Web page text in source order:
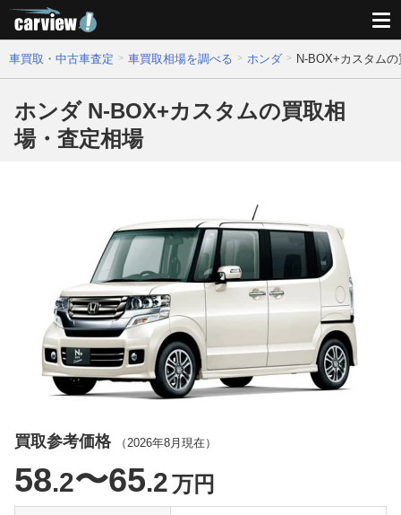
車買取・中古車査定 車買取相場を調べる ホンダ N-BOX+カスタム
ホンダ N-BOX+カスタムの買取相
場・査定相場
買取参考価格 （ 2026年8月 現在）
58.2〜65.2万円